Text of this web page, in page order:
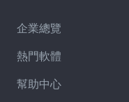
企業總覽
熱門軟體
幫助中心